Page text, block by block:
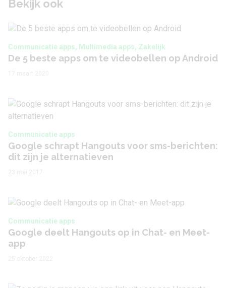
Bekijk ook
Communicatie apps, Multimedia apps, Zakelijk
De 5 beste apps om te videobellen op Android
Communicatie apps
Google schrapt Hangouts voor sms-berichten:
dit zijn je alternatieven
Communicatie apps
Google deelt Hangouts op in Chat- en Meet-
app